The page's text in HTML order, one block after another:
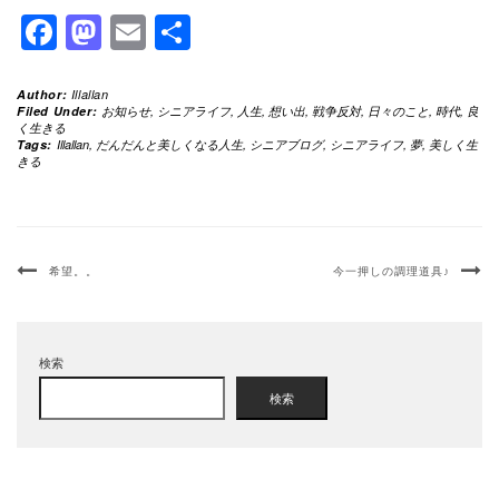
Facebook
Mastodon
Email
Author: Illallan
Filed Under: お知らせ, シニアライフ, 人生, 想い出, 戦争反対, 日々のこと, 時代, 良
く生きる
Tags: Illallan, だんだんと美しくなる人生, シニアブログ, シニアライフ, 夢, 美しく生
きる
希望。。 今一押しの調理道具♪
検索
検索